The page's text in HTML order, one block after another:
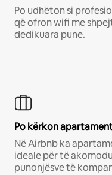
Po udhëton si
që ofron wifi me
dedikuara pune.
Po kërkon
Në Airbnb ka
ideale për të
punonjësve të